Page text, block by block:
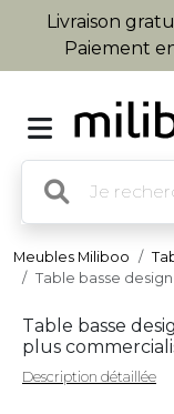
Livraison
Paiement
Meubles Miliboo
Table basse
Table basse
plus
Description détaillée